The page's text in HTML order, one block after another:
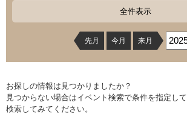
全件表示
先月 今月 来月
お探しの情報は見つかりましたか？
見つからない場合はイベント検索で条件を指定して
検索してみてください。